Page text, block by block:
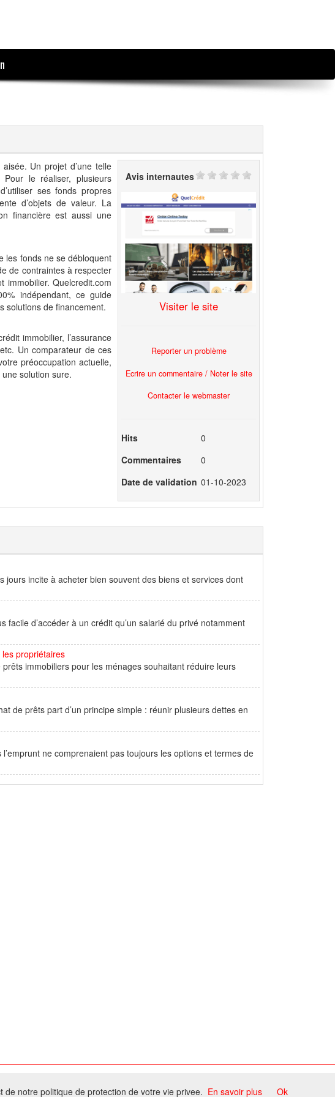
Un projet d’une telle
Pour le réaliser, plusieurs
ses fonds propres
d’objets de valeur. La
financière est aussi une
les fonds ne se débloquent
de contraintes à respecter
immobilier. Quelcredit.com
indépendant, ce guide
solutions de financement.
immobilier, l’assurance
Un comparateur de ces
préoccupation actuelle,
solution sure.
Avis internautes
Visiter le site
Reporter un problème
Ecrire un commentaire / Noter le site
Contacter le webmaster
Hits
0
Commentaires
0
Date de validation 01-10-2023
incite à acheter bien souvent des biens et services dont
d’accéder à un crédit qu’un salarié du privé notamment
propriétaires
immobiliers pour les ménages souhaitant réduire leurs
de prêts part d’un principe simple : réunir plusieurs dettes en
ne comprenaient pas toujours les options et termes de
interdite sans accord du propriétaire.
notre politique de protection de votre vie privee. En savoir plus Ok